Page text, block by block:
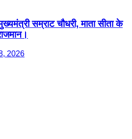
सम्राट चौधरी, माता सीता के
2026